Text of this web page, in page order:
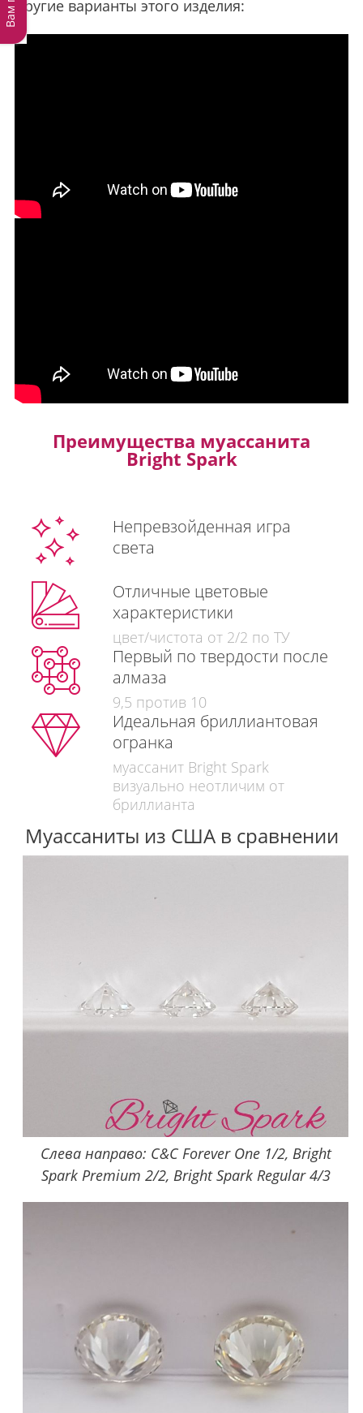
Другие варианты этого изделия:
Преимущества муассанита
Bright Spark
Непревзойденная игра
света
Отличные цветовые
характеристики
цвет/чистота от 2/2 по ТУ
Первый по твердости после
алмаза
9,5 против 10
Идеальная бриллиантовая
огранка
муассанит Bright Spark
визуально неотличим от
бриллианта
Муассаниты из США в сравнении
Слева направо: C&C Forever One 1/2, Bright
Spark Premium 2/2, Bright Spark Regular 4/3